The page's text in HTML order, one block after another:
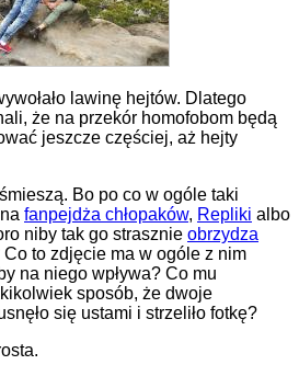
lawinę hejtów. Dlatego
że na przekór homofobom będą
jeszcze częściej, aż hejty
Bo po co w ogóle taki
fanpejdża chłopaków, Repliki albo
niby tak go strasznie obrzydza
to zdjęcie ma w ogóle z nim
na niego wpływa? Co mu
sposób, że dwoje
się ustami i strzeliło fotkę?